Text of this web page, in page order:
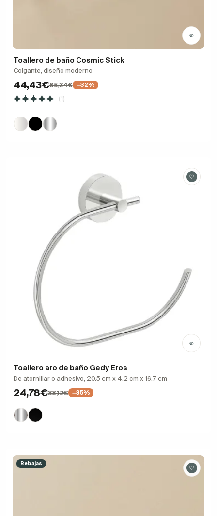
Toallero de baño Cosmic Stick
Colgante, diseño moderno
44,43€65,34€ −32%
(1)
Toallero aro de baño Gedy Eros
De atornillar o adhesivo, 20.5 cm x 4.2 cm x 16.7 cm
24,78€38,12€ −35%
Rebajas